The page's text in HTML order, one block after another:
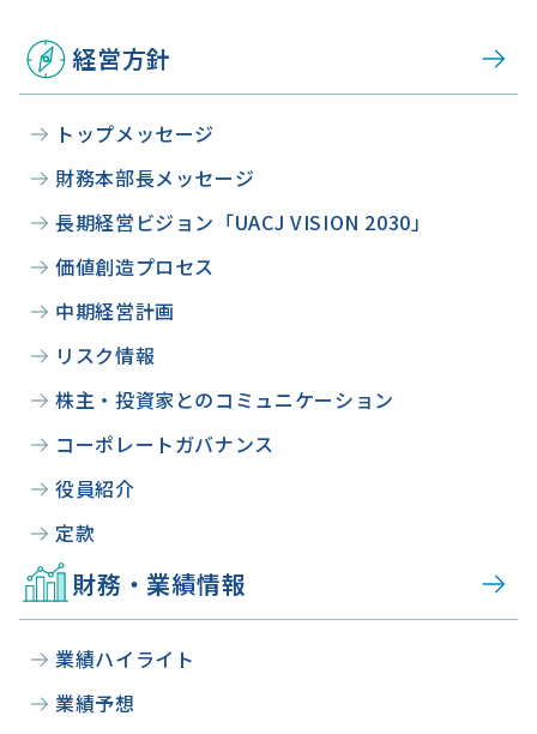
経営方針
トップメッセージ
財務本部長メッセージ
長期経営ビジョン「UACJ VISION 2030」
価値創造プロセス
中期経営計画
リスク情報
株主・投資家とのコミュニケーション
コーポレートガバナンス
役員紹介
定款
財務・業績情報
業績ハイライト
業績予想